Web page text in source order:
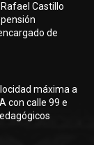
Castillo
de
máxima a
con calle 99 e